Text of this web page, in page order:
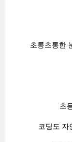
초롱초롱한
초
코딩도 자